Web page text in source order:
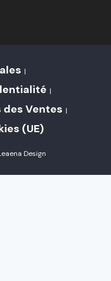
Ventes
(UE)
Design